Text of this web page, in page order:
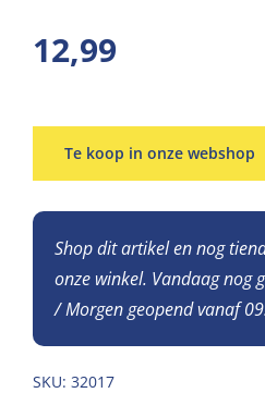
12,99
Te koop in onze webshop
Shop dit artikel en nog
onze winkel. Vandaag nog
/ Morgen geopend vanaf
SKU: 32017